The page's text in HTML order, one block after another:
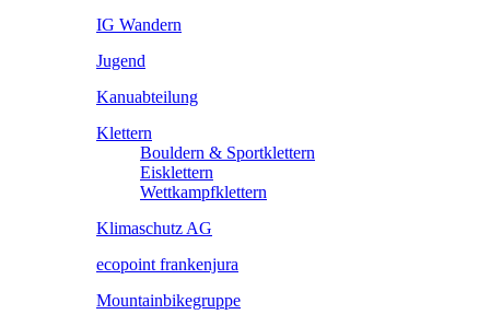
IG Wandern
Jugend
Kanuabteilung
Klettern
Bouldern & Sportklettern
Eisklettern
Wettkampfklettern
Klimaschutz AG
ecopoint frankenjura
Mountainbikegruppe